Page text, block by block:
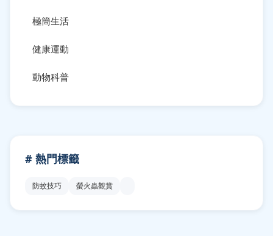
極簡生活
健康運動
動物科普
# 熱門標籤
防蚊技巧 螢火蟲觀賞